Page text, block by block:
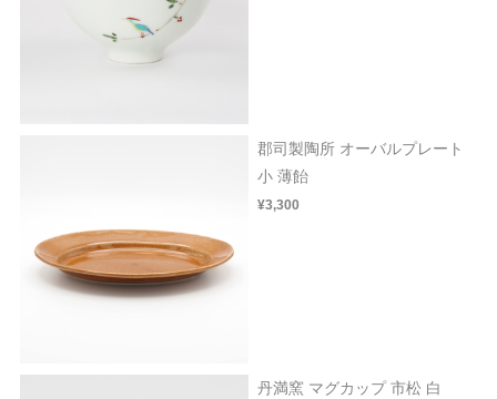
郡司製陶所 オーバルプレート
小 薄飴
¥3,300
丹満窯 マグカップ 市松 白